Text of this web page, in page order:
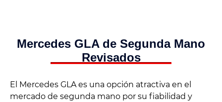
Mercedes GLA de Segunda Mano
Revisados
El Mercedes GLA es una opción atractiva en el
mercado de segunda mano por su fiabilidad y